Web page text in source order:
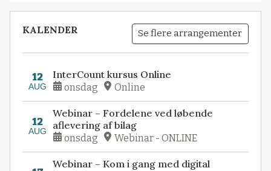
KALENDER Se flere arrangementer
12
AUG
InterCount kursus Online
onsdag Online
12
AUG
Webinar – Fordelene ved løbende
aflevering af bilag
onsdag Webinar - ONLINE
Webinar – Kom i gang med digital